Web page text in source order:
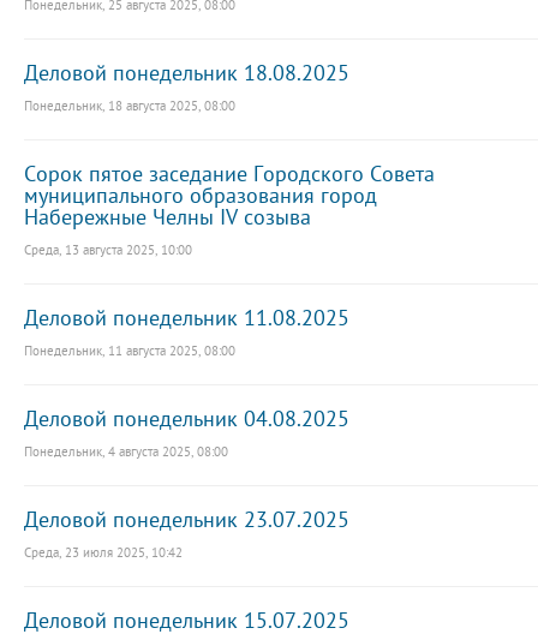
Понедельник, 25 августа 2025, 08:00
Деловой понедельник 18.08.2025
Понедельник, 18 августа 2025, 08:00
Сорок пятое заседание Городского Совета
муниципального образования город
Набережные Челны IV созыва
Среда, 13 августа 2025, 10:00
Деловой понедельник 11.08.2025
Понедельник, 11 августа 2025, 08:00
Деловой понедельник 04.08.2025
Понедельник, 4 августа 2025, 08:00
Деловой понедельник 23.07.2025
Среда, 23 июля 2025, 10:42
Деловой понедельник 15.07.2025